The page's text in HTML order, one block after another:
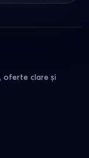
oferte clare și